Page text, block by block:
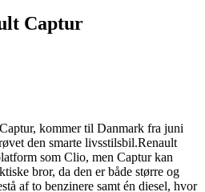
Captur
kommer til Danmark fra juni
den smarte livsstilsbil.Renault
som Clio, men Captur kan
bror, da den er både større og
af to benzinere samt én diesel, hvor